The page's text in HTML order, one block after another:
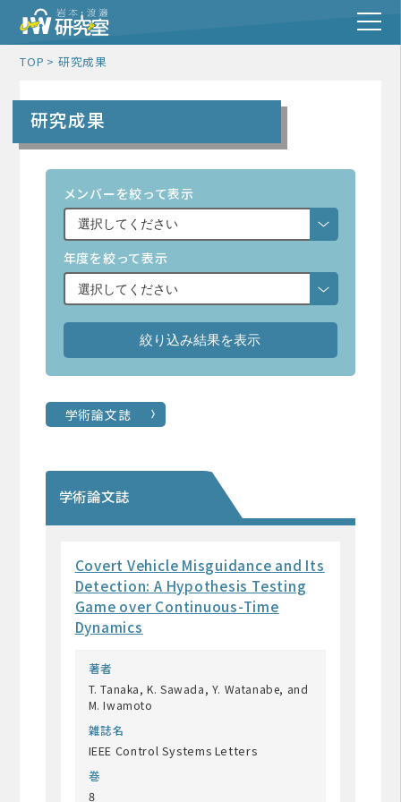
TOP 研究成果
研究成果
メンバーを絞って表示
年度を絞って表示
学術論文誌
学術論文誌
Covert Vehicle Misguidance and Its
Detection: A Hypothesis Testing
Game over Continuous-Time
Dynamics
著者
T. Tanaka, K. Sawada, Y. Watanabe, and
M. Iwamoto
雑誌名
IEEE Control Systems Letters
巻
8